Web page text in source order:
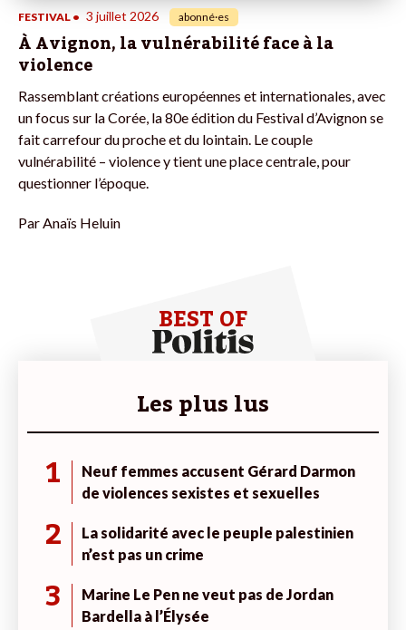
FESTIVAL • 3 juillet 2026 abonné·es
À Avignon, la vulnérabilité face à la
violence
Rassemblant créations européennes et internationales, avec
un focus sur la Corée, la 80e édition du Festival d’Avignon se
fait carrefour du proche et du lointain. Le couple
vulnérabilité – violence y tient une place centrale, pour
questionner l’époque.
Par Anaïs Heluin
BEST OF
Les plus lus
1
Neuf femmes accusent Gérard Darmon
de violences sexistes et sexuelles
2
La solidarité avec le peuple palestinien
n’est pas un crime
3
Marine Le Pen ne veut pas de Jordan
Bardella à l’Élysée